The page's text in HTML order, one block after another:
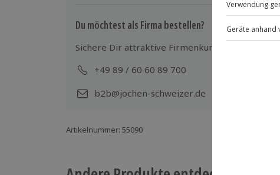
Gruppengröße: 8-16 Personen
Du möchtest als Firma bestellen?
Sichere Dir attraktive Firmenkunden Vorteile.
+49 89 / 60 60 89 700
b2b@jochen-schweizer.de
Artikelnummer: 55090